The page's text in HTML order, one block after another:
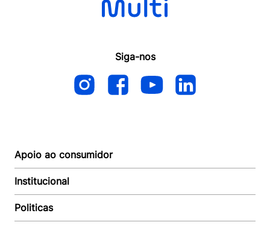
Siga-nos
Apoio ao consumidor
Autoatendimento
Suporte e reparo
Acompanhar Entrega
Institucional
Quem somos
Revendedor
Politicas